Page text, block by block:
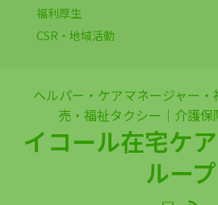
福利厚生
CSR・地域活動
ヘルパー・ケアマネージャー
売・福祉タクシー｜介護保
イコール在宅ケ
ループ